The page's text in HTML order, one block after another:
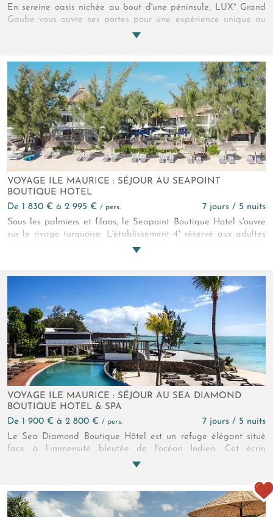
En sereine oasis nichée au bout d'une péninsule, LUX* Grand
Gaube vous ouvre ses portes pour une expérience unique au
nord de l'île Maurice. Entre plages privées, paysages à couper
et émerveillement sont au rendez-vous.
VOYAGE ILE MAURICE : SÉJOUR AU SEAPOINT
BOUTIQUE HOTEL
de 1 830 € à 2 995 € / pers.
7 jours / 5 nuits
Sous les palmiers et filaos, le Seapoint Boutique Hotel s'ouvre
sur le rivage turquoise. L'établissement 4* réservé aux adultes
uniquement, créé une atmosphère apaisante tout en mettant
savoureux et des expériences sportives et bien-être qui vous
apporteront sans aucun doute sérénité et réconfort.
VOYAGE ILE MAURICE : SÉJOUR AU SEA DIAMOND
BOUTIQUE HOTEL & SPA
de 1 900 € à 2 800 € / pers.
7 jours / 5 nuits
Le Sea Diamond Boutique Hôtel est un refuge élégant situé
face à l’immensité bleutée de l'océan Indien. Cet écrin
intimiste mêle charme, raffinement et authenticité pour offrir
avec intensité : lever de soleil intense, moments de détente au
bord de l’eau, nuits enveloppées de douceur… Laissez-vous
porter par l’art de recevoir et l’atmosphère unique du Sea